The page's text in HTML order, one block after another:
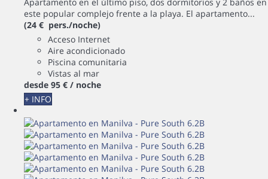
este popular complejo frente a la playa. El apartamento...
(24 € pers./noche)
Acceso Internet
Aire acondicionado
Piscina comunitaria
Vistas al mar
desde 95 € / noche
+ INFO